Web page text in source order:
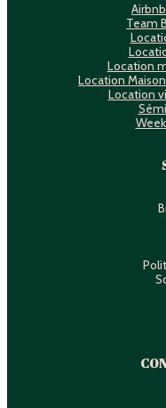
Team
Location
Location
Location